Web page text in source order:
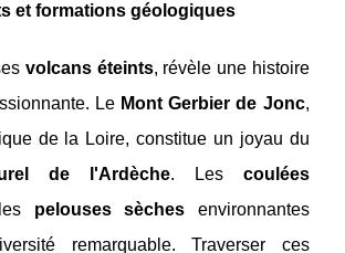
et formations géologiques
volcans éteints, révèle une histoire
Le Mont Gerbier de Jonc,
de la Loire, constitue un joyau du
de l'Ardèche. Les coulées
pelouses sèches environnantes
remarquable. Traverser ces